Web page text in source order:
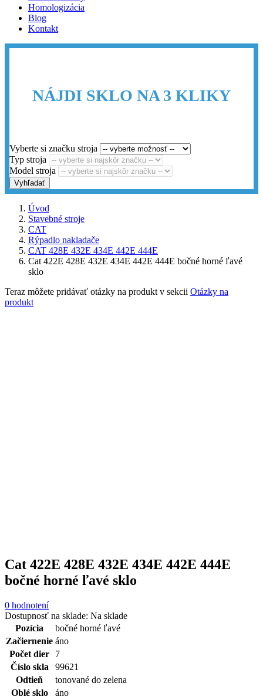
Homologizácia
Blog
Kontakt
NÁJDI SKLO NA 3 KLIKY
Vyberte si značku stroja
Typ stroja
Model stroja
Vyhľadať
Úvod
Stavebné stroje
CAT
Rýpadlo nakladače
CAT 428E 432E 434E 442E 444E
Cat 422E 428E 432E 434E 442E 444E bočné horné ľavé
sklo
Teraz môžete pridávať otázky na produkt v sekcii Otázky na
produkt
Cat 422E 428E 432E 434E 442E 444E
bočné horné ľavé sklo
0 hodnotení
Dostupnosť na sklade: Na sklade
Pozícia
bočné horné ľavé
Začiernenie áno
Počet dier
7
Číslo skla
99621
Odtieň
tonované do zelena
Oblé sklo
áno